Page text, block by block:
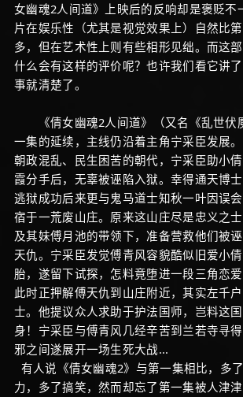
女幽魂2人间道》上映后的反响却是褒贬不
片在娱乐性（尤其是视觉效果上）自然比
多，但在艺术性上则有些相形见绌。而这
什么会有这样的评价呢？也许我们看它讲
事就清楚了。
《倩女幽魂2人间道》（又名《乱世伏
一集的延续，主线仍沿着主角宁采臣发展
朝政混乱、民生困苦的朝代，宁采臣助小
霞分手后，无辜被诬陷入狱。幸得通天博士
逃狱成功后来更与鬼马道士知秋一叶因误
宿于一荒废山庄。原来这山庄尽是忠义之
及其妹傅月池的带领下，准备营救他们被
天仇。宁采臣发觉傅青风容貌酷似旧爱小
胎，遂留下试探，怎料竟堕进一段三角恋
此时正押解傅天仇到山庄附近，其实左千
士。他提议众人求助于护法国师，岂料这
身！宁采臣与傅青风几经辛苦到兰若寺寻
邪之间遂展开一场生死大战...
有人说《倩女幽魂2》与第一集相比，多
力，多了搞笑，然而却忘了第一集被人津